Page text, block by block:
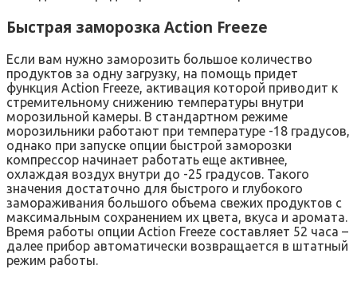
Быстрая заморозка Action Freeze
Если вам нужно заморозить большое количество
продуктов за одну загрузку, на помощь придет
функция Action Freeze, активация которой приводит к
стремительному снижению температуры внутри
морозильной камеры. В стандартном режиме
морозильники работают при температуре -18 градусов,
однако при запуске опции быстрой заморозки
компрессор начинает работать еще активнее,
охлаждая воздух внутри до -25 градусов. Такого
значения достаточно для быстрого и глубокого
замораживания большого объема свежих продуктов с
максимальным сохранением их цвета, вкуса и аромата.
Время работы опции Action Freeze составляет 52 часа –
далее прибор автоматически возвращается в штатный
режим работы.